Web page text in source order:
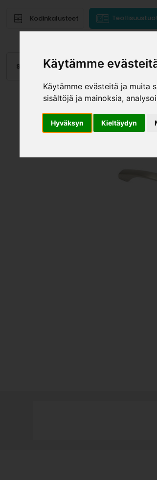
Käytämme
Käytämme evästeitä ja muita
sisältöjä ja mainoksia,
Hyväksyn Kieltäydyn
Kodinkalusteet
Saranat Laatikot, kiskot Vetimet